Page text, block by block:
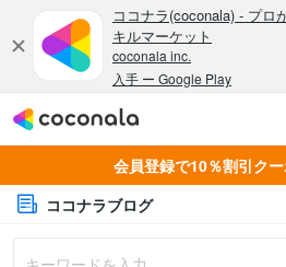
会員登録で10％割引クー
ココナラブログ